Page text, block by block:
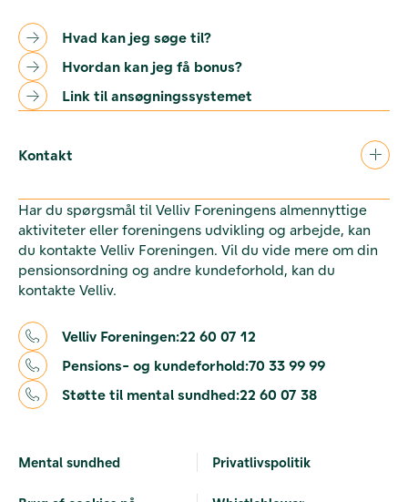
Hvad kan jeg søge til?
Hvordan kan jeg få bonus?
Link til ansøgningssystemet
Kontakt
Har du spørgsmål til Velliv Foreningens almennyttige
aktiviteter eller foreningens udvikling og arbejde, kan
du kontakte Velliv Foreningen. Vil du vide mere om din
pensionsordning og andre kundeforhold, kan du
kontakte Velliv.
Velliv Foreningen:22 60 07 12
Pensions- og kundeforhold:70 33 99 99
Støtte til mental sundhed:22 60 07 38
Mental sundhed Privatlivspolitik